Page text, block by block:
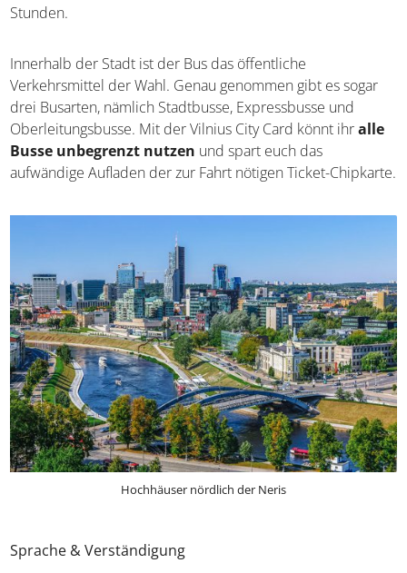
Stunden.
Innerhalb der Stadt ist der Bus das öffentliche
Verkehrsmittel der Wahl. Genau genommen gibt es sogar
drei Busarten, nämlich Stadtbusse, Expressbusse und
Oberleitungsbusse. Mit der Vilnius City Card könnt ihralle
Busse unbegrenzt nutzen und spart euch das
aufwändige Aufladen der zur Fahrt nötigen Ticket-Chipkarte.
Hochhäuser nördlich der Neris
Sprache & Verständigung